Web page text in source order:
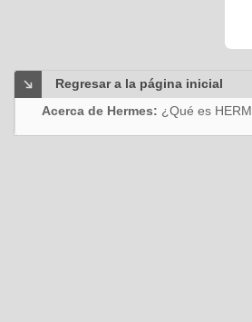
Regresar a la página inicial
Acerca de Hermes: ¿Qué es